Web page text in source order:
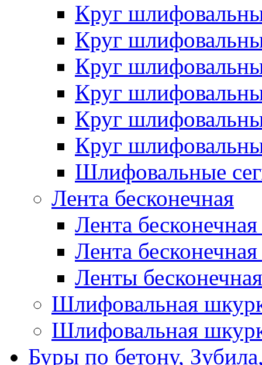
Круг
Круг
Круг
Круг
Круг
Круг
Шлифовальные
Лента бесконечная
Лента
Лента
Ленты
Шлифовальная
Шлифовальная
Буры по бетону,